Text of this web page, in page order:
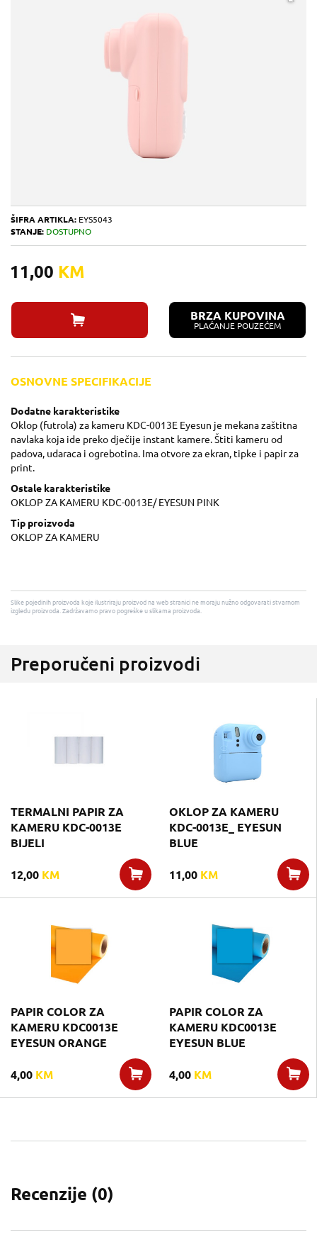
ŠIFRA ARTIKLA: EYS5043
STANJE: DOSTUPNO
11,00 KM
BRZA KUPOVINA
PLAĆANJE POUZEĆEM
OSNOVNE SPECIFIKACIJE
Dodatne karakteristike
Oklop (futrola) za kameru KDC-0013E Eyesun je mekana zaštitna
navlaka koja ide preko dječije instant kamere. Štiti kameru od
padova, udaraca i ogrebotina. Ima otvore za ekran, tipke i papir za
print.
Ostale karakteristike
OKLOP ZA KAMERU KDC-0013E/ EYESUN PINK
Tip proizvoda
OKLOP ZA KAMERU
Slike pojedinih proizvoda koje ilustriraju proizvod na web stranici ne moraju nužno odgovarati stvarnom
izgledu proizvoda. Zadržavamo pravo pogreške u slikama proizvoda.
Preporučeni proizvodi
TERMALNI PAPIR ZA
KAMERU KDC-0013E
BIJELI
12,00 KM
OKLOP ZA KAMERU
KDC-0013E_ EYESUN
BLUE
11,00 KM
PAPIR COLOR ZA
KAMERU KDC0013E
EYESUN ORANGE
4,00 KM
PAPIR COLOR ZA
KAMERU KDC0013E
EYESUN BLUE
4,00 KM
Recenzije (0)